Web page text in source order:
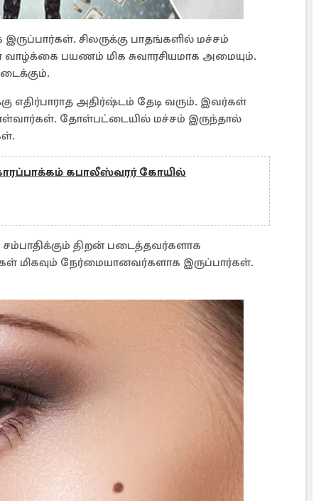
சிலருக்கு பாதங்களில் மச்சம்
பயணம் மிக சுவாரசியமாக அமையும்.
எதிர்பாராத அதிர்ஷ்டம் தேடி வரும். இவர்கள்
தோள்பட்டையில் மச்சம் இருந்தால்
கபாலீஸ்வரர் கோயில்
திறன் படைத்தவர்களாக
மிகவும் நேர்மையானவர்களாக இருப்பார்கள்.